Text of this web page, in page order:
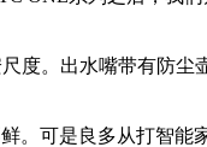
。出水嘴带有防尘
可是良多从打智能